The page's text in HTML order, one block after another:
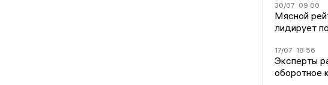
30/07 09:00
Мясной
лидирует
17/07 18:56
Эксперты
оборотное